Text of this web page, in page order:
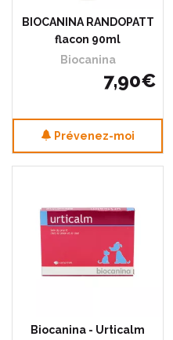
BIOCANINA RANDOPATT
flacon 90ml
Biocanina
7,90€
Prévenez-moi
Biocanina - Urticalm